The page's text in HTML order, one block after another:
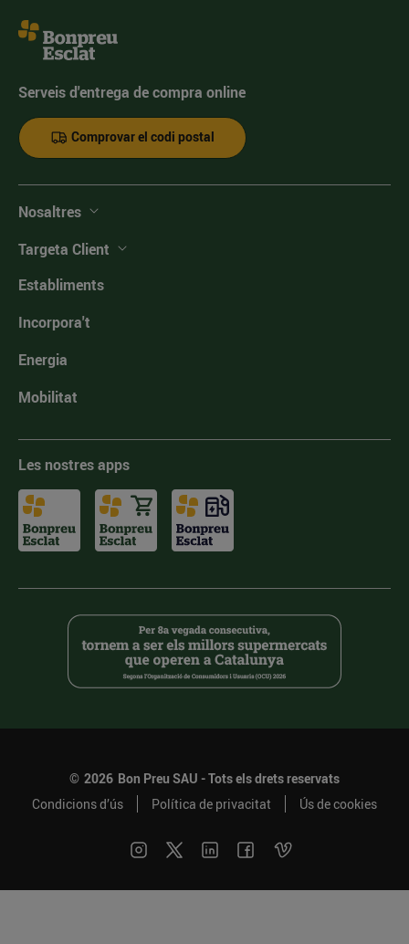
Serveis d'entrega de compra online
Comprovar el codi postal
Nosaltres
Targeta Client
Establiments
Incorpora't
Energia
Mobilitat
Les nostres apps
© 2026 Bon Preu SAU - Tots els drets reservats
Condicions d’ús
Política de privacitat Ús de cookies